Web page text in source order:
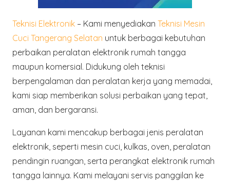
Teknisi Elektronik – Kami menyediakan Teknisi Mesin
Cuci Tangerang Selatan untuk berbagai kebutuhan
perbaikan peralatan elektronik rumah tangga
maupun komersial. Didukung oleh teknisi
berpengalaman dan peralatan kerja yang memadai,
kami siap memberikan solusi perbaikan yang tepat,
aman, dan bergaransi.
Layanan kami mencakup berbagai jenis peralatan
elektronik, seperti mesin cuci, kulkas, oven, peralatan
pendingin ruangan, serta perangkat elektronik rumah
tangga lainnya. Kami melayani servis panggilan ke